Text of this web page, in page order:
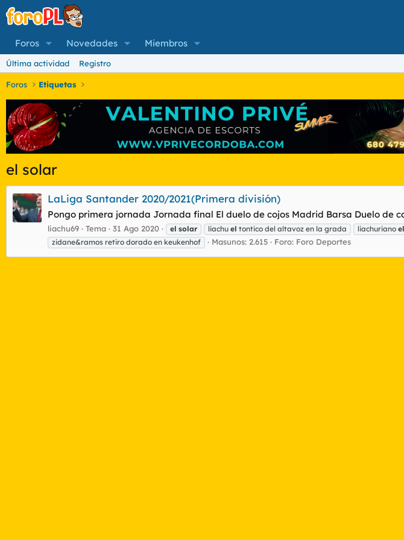
Foros Novedades Miembros
Última actividad Registro
Foros Etiquetas
el solar
LaLiga Santander 2020/2021(Primera división)
Pongo primera jornada Jornada final El duelo de cojos Madrid Barsa Duelo de
liachu69 Tema 31 Ago 2020 el solar liachu el tontico del altavoz en la grada liachuriano el
zidane&ramos retiro dorado en keukenhof
Masunos: 2.615 Foro: Foro Deportes